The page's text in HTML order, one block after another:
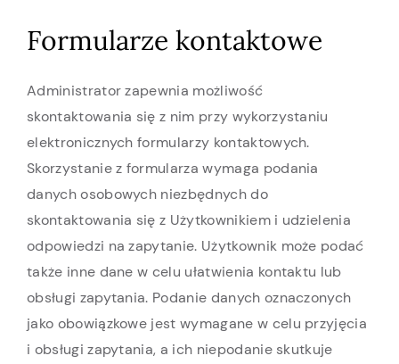
Formularze kontaktowe
Administrator zapewnia możliwość
skontaktowania się z nim przy wykorzystaniu
elektronicznych formularzy kontaktowych.
Skorzystanie z formularza wymaga podania
danych osobowych niezbędnych do
skontaktowania się z Użytkownikiem i udzielenia
odpowiedzi na zapytanie. Użytkownik może podać
także inne dane w celu ułatwienia kontaktu lub
obsługi zapytania. Podanie danych oznaczonych
jako obowiązkowe jest wymagane w celu przyjęcia
i obsługi zapytania, a ich niepodanie skutkuje